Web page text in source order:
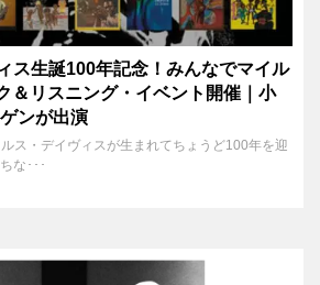
ス生誕100年記念！みんなでマイル
＆リスニング・イベント開催｜小
ンが出演
ス・デイヴィスが生まれてちょうど100年を迎
な･･･